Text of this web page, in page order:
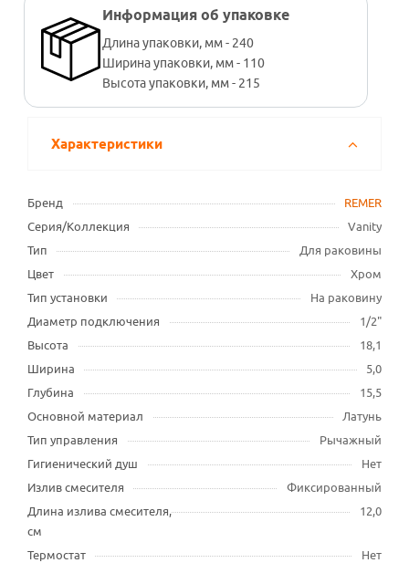
Информация об упаковке
Длина упаковки, мм - 240
Ширина упаковки, мм - 110
Высота упаковки, мм - 215
Характеристики
Бренд
REMER
Серия/Коллекция
Vanity
Тип
Для раковины
Цвет
Хром
Тип установки
На раковину
Диаметр подключения
1/2"
Высота
18,1
Ширина
5,0
Глубина
15,5
Основной материал
Латунь
Тип управления
Рычажный
Гигиенический душ
Нет
Излив смесителя
Фиксированный
Длина излива смесителя,
см
12,0
Термостат
Нет